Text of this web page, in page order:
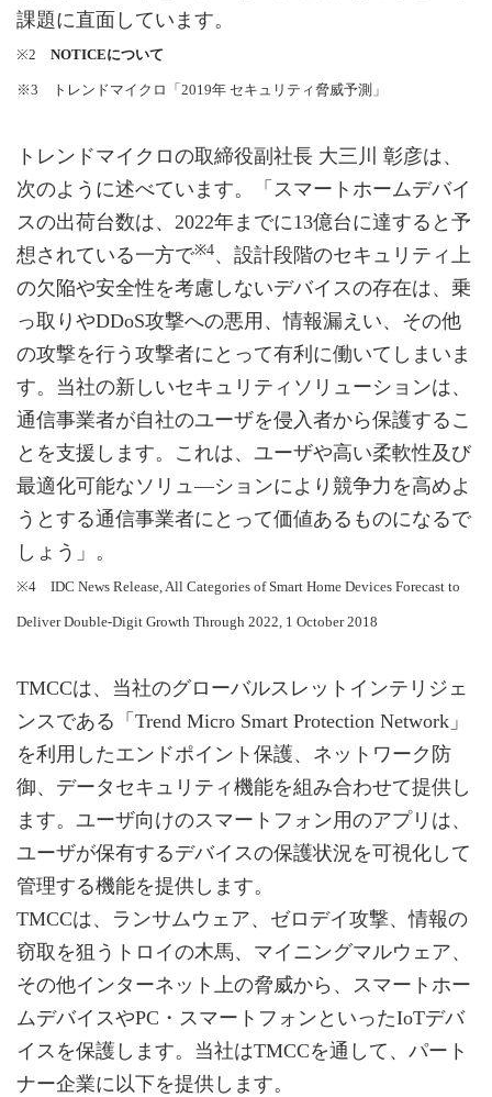
課題に直面しています。
※2 NOTICEについて
※3 トレンドマイクロ「2019年 セキュリティ脅威予測」
トレンドマイクロの取締役副社長 大三川 彰彦は、
次のように述べています。「スマートホームデバイ
スの出荷台数は、2022年までに13億台に達すると予
想されている一方で※4、設計段階のセキュリティ上
の欠陥や安全性を考慮しないデバイスの存在は、乗
っ取りやDDoS攻撃への悪用、情報漏えい、その他
の攻撃を行う攻撃者にとって有利に働いてしまいま
す。当社の新しいセキュリティソリューションは、
通信事業者が自社のユーザを侵入者から保護するこ
とを支援します。これは、ユーザや高い柔軟性及び
最適化可能なソリュ―ションにより競争力を高めよ
うとする通信事業者にとって価値あるものになるで
しょう」。
※4 IDC News Release, All Categories of Smart Home Devices Forecast to
Deliver Double-Digit Growth Through 2022, 1 October 2018
TMCCは、当社のグローバルスレットインテリジェ
ンスである「Trend Micro Smart Protection Network」
を利用したエンドポイント保護、ネットワーク防
御、データセキュリティ機能を組み合わせて提供し
ます。ユーザ向けのスマートフォン用のアプリは、
ユーザが保有するデバイスの保護状況を可視化して
管理する機能を提供します。
TMCCは、ランサムウェア、ゼロデイ攻撃、情報の
窃取を狙うトロイの木馬、マイニングマルウェア、
その他インターネット上の脅威から、スマートホー
ムデバイスやPC・スマートフォンといったIoTデバ
イスを保護します。当社はTMCCを通して、パート
ナー企業に以下を提供します。